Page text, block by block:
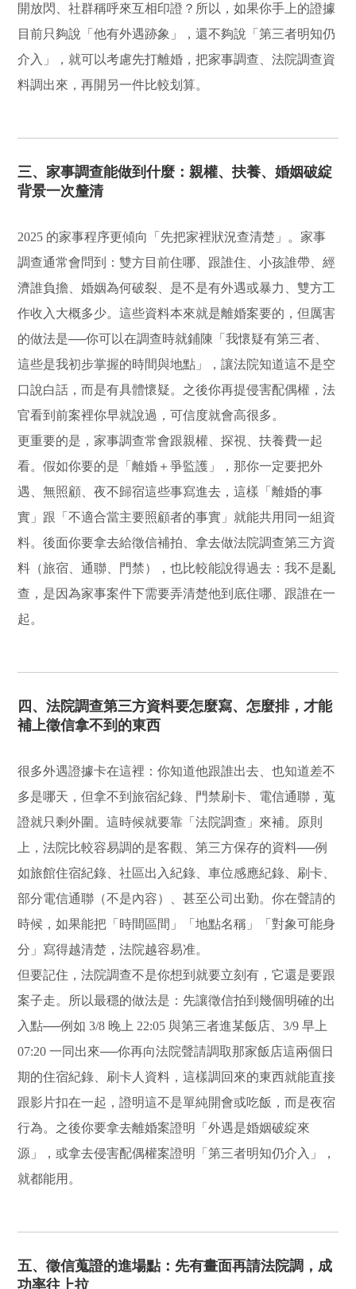
開放閃、社群稱呼來互相印證？所以，如果你手上的證據
目前只夠說「他有外遇跡象」，還不夠說「第三者明知仍
介入」，就可以考慮先打離婚，把家事調查、法院調查資
料調出來，再開另一件比較划算。
三、家事調查能做到什麼：親權、扶養、婚姻破綻
背景一次釐清
2025 的家事程序更傾向「先把家裡狀況查清楚」。家事
調查通常會問到：雙方目前住哪、跟誰住、小孩誰帶、經
濟誰負擔、婚姻為何破裂、是不是有外遇或暴力、雙方工
作收入大概多少。這些資料本來就是離婚案要的，但厲害
的做法是──你可以在調查時就鋪陳「我懷疑有第三者、
這些是我初步掌握的時間與地點」，讓法院知道這不是空
口說白話，而是有具體懷疑。之後你再提侵害配偶權，法
官看到前案裡你早就說過，可信度就會高很多。
更重要的是，家事調查常會跟親權、探視、扶養費一起
看。假如你要的是「離婚＋爭監護」，那你一定要把外
遇、無照顧、夜不歸宿這些事寫進去，這樣「離婚的事
實」跟「不適合當主要照顧者的事實」就能共用同一組資
料。後面你要拿去給徵信補拍、拿去做法院調查第三方資
料（旅宿、通聯、門禁），也比較能說得過去：我不是亂
查，是因為家事案件下需要弄清楚他到底住哪、跟誰在一
起。
四、法院調查第三方資料要怎麼寫、怎麼排，才能
補上徵信拿不到的東西
很多外遇證據卡在這裡：你知道他跟誰出去、也知道差不
多是哪天，但拿不到旅宿紀錄、門禁刷卡、電信通聯，蒐
證就只剩外圍。這時候就要靠「法院調查」來補。原則
上，法院比較容易調的是客觀、第三方保存的資料──例
如旅館住宿紀錄、社區出入紀錄、車位感應紀錄、刷卡、
部分電信通聯（不是內容）、甚至公司出勤。你在聲請的
時候，如果能把「時間區間」「地點名稱」「對象可能身
分」寫得越清楚，法院越容易准。
但要記住，法院調查不是你想到就要立刻有，它還是要跟
案子走。所以最穩的做法是：先讓徵信拍到幾個明確的出
入點──例如 3/8 晚上 22:05 與第三者進某飯店、3/9 早上
07:20 一同出來──你再向法院聲請調取那家飯店這兩個日
期的住宿紀錄、刷卡人資料，這樣調回來的東西就能直接
跟影片扣在一起，證明這不是單純開會或吃飯，而是夜宿
行為。之後你要拿去離婚案證明「外遇是婚姻破綻來
源」，或拿去侵害配偶權案證明「第三者明知仍介入」，
就都能用。
五、徵信蒐證的進場點：先有畫面再請法院調，成
功率往上拉